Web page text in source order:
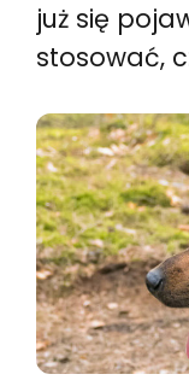
już się
stosować,